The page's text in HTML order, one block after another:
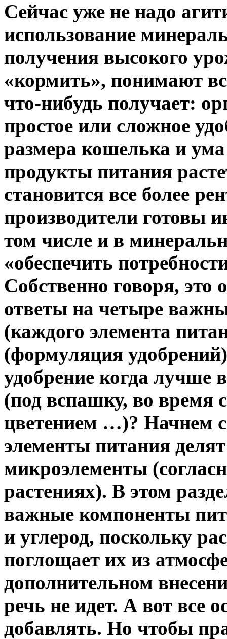
Сейчас уже не надо
использование
получения высокого
«кормить», понимают
что-нибудь получает:
простое или сложное
размера кошелька и
продукты питания
становится все более
производители готовы
том числе и в
«обеспечить
Собственно говоря, это
ответы на четыре
(каждого элемента
(формуляция
удобрение когда лучше
(под вспашку, во время
цветением …)? Начнем с
элементы питания
микроэлементы
растениях). В этом
важные компоненты
и углерод, поскольку
поглощает их из
дополнительном
речь не идет. А вот все
добавлять. Но чтобы